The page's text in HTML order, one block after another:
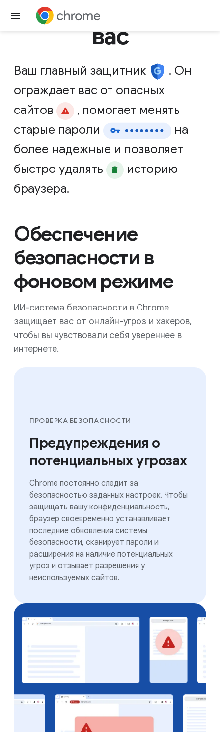
Скачать Chrome
вас
Ваш главный защитник . Он
ограждает вас от опасных
сайтов
, помогает менять
старые пароли
на
более надежные и позволяет
быстро удалять
историю
браузера.
Обеспечение
безопасности в
фоновом режиме
ИИ-система безопасности в Chrome
защищает вас от онлайн-угроз и хакеров,
чтобы вы чувствовали себя увереннее в
интернете.
ПРОВЕРКА БЕЗОПАСНОСТИ
Предупреждения о
потенциальных угрозах
Chrome постоянно следит за
безопасностью заданных настроек. Чтобы
защищать вашу конфиденциальность,
браузер своевременно устанавливает
последние обновления системы
безопасности, сканирует пароли и
расширения на наличие потенциальных
угроз и отзывает разрешения у
неиспользуемых сайтов.